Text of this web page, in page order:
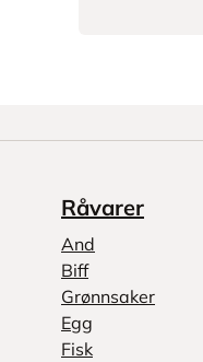
Råvarer
And
Biff
Grønnsaker
Egg
Fisk